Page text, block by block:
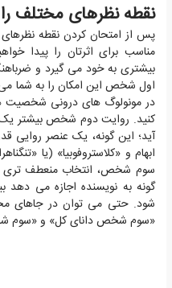
نقطه نظرهای مختلف
پس از امتحان کردن نقطه
مناسب برای اثرتان را پیدا
بیشتری به خود می گیرد و
اول شخص این امکان را به شما
در مونولوگ های درونی شخصیت
کنید. روایت دوم شخص بیشتر
آید؛ این گونه، یک عنصر روایی
ابهام و «کلاستروفوبیا» (یا
سوم شخص، انتخاب منعطف
گونه به نویسنده اجازه می
شود. حتی می توان در جاهای
«سوم شخص دانای کل» و «سوم